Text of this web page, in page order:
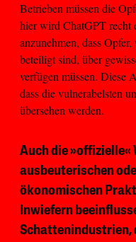
Betrieben müssen die
hier wird ChatGPT recht
anzunehmen, dass
beteiligt sind, über
verfügen müssen. Diese
dass die vulnerabelsten
übersehen werden.
Auch die
ausbeuterischen
ökonomischen
Inwiefern
Schattenindustrien,